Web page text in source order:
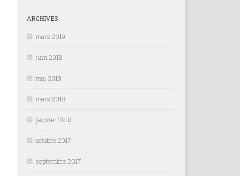
ARCHIVES
mars 2019
juin 2018
mai 2018
mars 2018
janvier 2018
octobre 2017
septembre 2017